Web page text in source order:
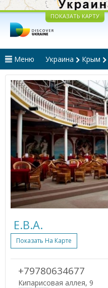
ПОКАЗАТЬ КАРТУ
Меню Украина Крым
Е.В.А.
Показать На Карте
+79780634677
Кипарисовая аллея, 9